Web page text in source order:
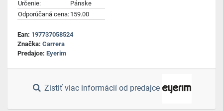
Určenie:
Pánske
Odporúčaná cena: 159.00
Ean: 197737058524
Značka: Carrera
Predajce: Eyerim
Zistiť viac informácií od predajce